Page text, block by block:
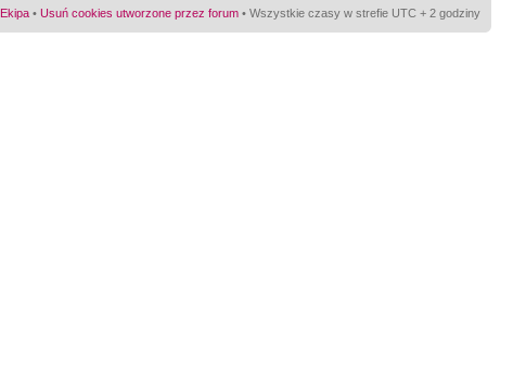
Ekipa • Usuń cookies utworzone przez forum • Wszystkie czasy w strefie UTC + 2 godziny